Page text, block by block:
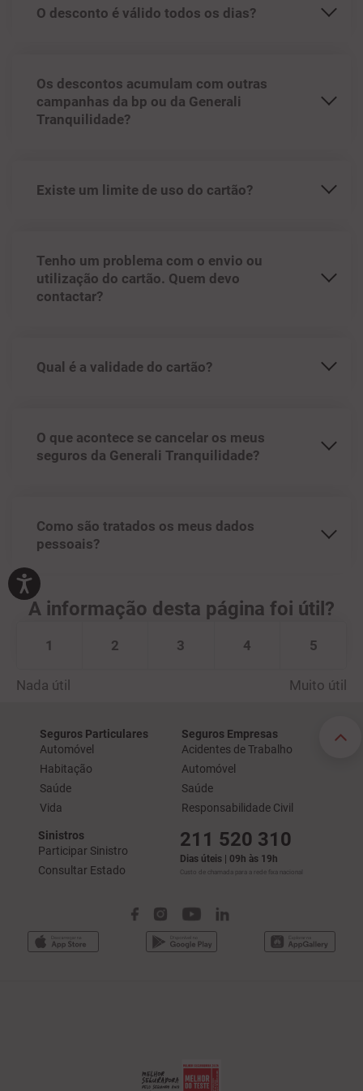
O desconto é válido todos os dias?
Os descontos acumulam com outras
campanhas da bp ou da Generali
Tranquilidade?
Existe um limite de uso do cartão?
Tenho um problema com o envio ou
utilização do cartão. Quem devo
contactar?
Qual é a validade do cartão?
O que acontece se cancelar os meus
seguros da Generali Tranquilidade?
Como são tratados os meus dados
pessoais?
A informação desta página foi útil?
Nada útil
1 2 3 4 5
Muito útil
Seguros Particulares
Automóvel
Habitação
Saúde
Vida
Seguros Empresas
Acidentes de Trabalho
Automóvel
Saúde
Responsabilidade Civil
Sinistros
Participar Sinistro
Consultar Estado
211 520 310
Dias úteis | 09h às 19h
Custo de chamada para a rede fixa nacional